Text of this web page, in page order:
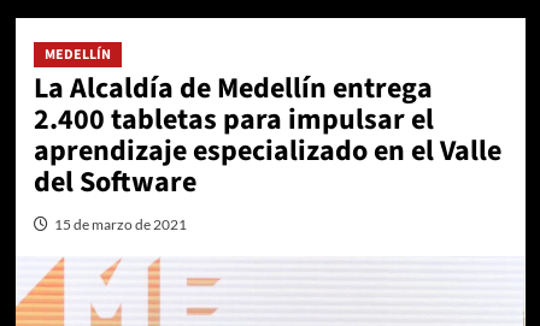
MEDELLÍN
La Alcaldía de Medellín entrega
2.400 tabletas para impulsar el
aprendizaje especializado en el Valle
del Software
15 de marzo de 2021